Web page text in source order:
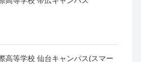
高等学校 仙台キャンパス(スマー